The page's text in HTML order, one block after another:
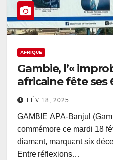
AFRIQUE
Gambie, l’«
africaine fête ses
FÉV 18, 2025
GAMBIE APA-Banjul
commémore ce mardi 18
diamant, marquant six
Entre réflexions…